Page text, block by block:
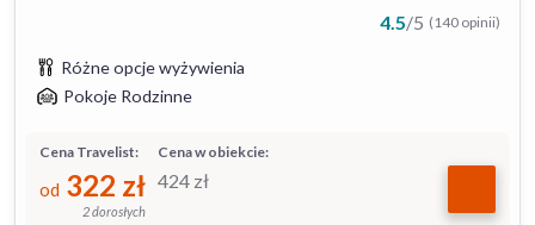
4.5/5 (140 opinii)
Różne opcje wyżywienia
Pokoje Rodzinne
Cena w obiekcie:
424 zł
Cena Travelist:
od 322 zł
2 dorosłych